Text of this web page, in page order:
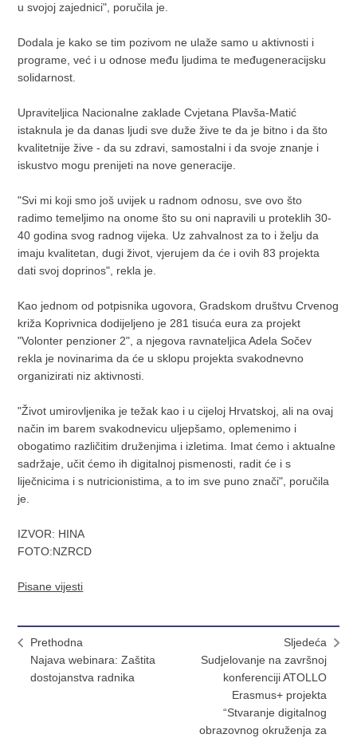
u svojoj zajednici", poručila je.
Dodala je kako se tim pozivom ne ulaže samo u aktivnosti i
programe, već i u odnose među ljudima te međugeneracijsku
solidarnost.
Upraviteljica Nacionalne zaklade Cvjetana Plavša-Matić
istaknula je da danas ljudi sve duže žive te da je bitno i da što
kvalitetnije žive - da su zdravi, samostalni i da svoje znanje i
iskustvo mogu prenijeti na nove generacije.
"Svi mi koji smo još uvijek u radnom odnosu, sve ovo što
radimo temeljimo na onome što su oni napravili u proteklih 30-
40 godina svog radnog vijeka. Uz zahvalnost za to i želju da
imaju kvalitetan, dugi život, vjerujem da će i ovih 83 projekta
dati svoj doprinos", rekla je.
Kao jednom od potpisnika ugovora, Gradskom društvu Crvenog
križa Koprivnica dodijeljeno je 281 tisuća eura za projekt
"Volonter penzioner 2", a njegova ravnateljica Adela Sočev
rekla je novinarima da će u sklopu projekta svakodnevno
organizirati niz aktivnosti.
"Život umirovljenika je težak kao i u cijeloj Hrvatskoj, ali na ovaj
način im barem svakodnevicu uljepšamo, oplemenimo i
obogatimo različitim druženjima i izletima. Imat ćemo i aktualne
sadržaje, učit ćemo ih digitalnoj pismenosti, radit će i s
liječnicima i s nutricionistima, a to im sve puno znači", poručila
je.
IZVOR: HINA
FOTO:NZRCD
Pisane vijesti
Prethodna
Najava webinara: Zaštita
dostojanstva radnika
Sljedeća
Sudjelovanje na završnoj
konferenciji ATOLLO
Erasmus+ projekta
“Stvaranje digitalnog
obrazovnog okruženja za